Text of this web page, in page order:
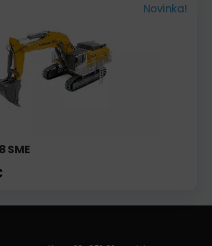
Novinka!
SME